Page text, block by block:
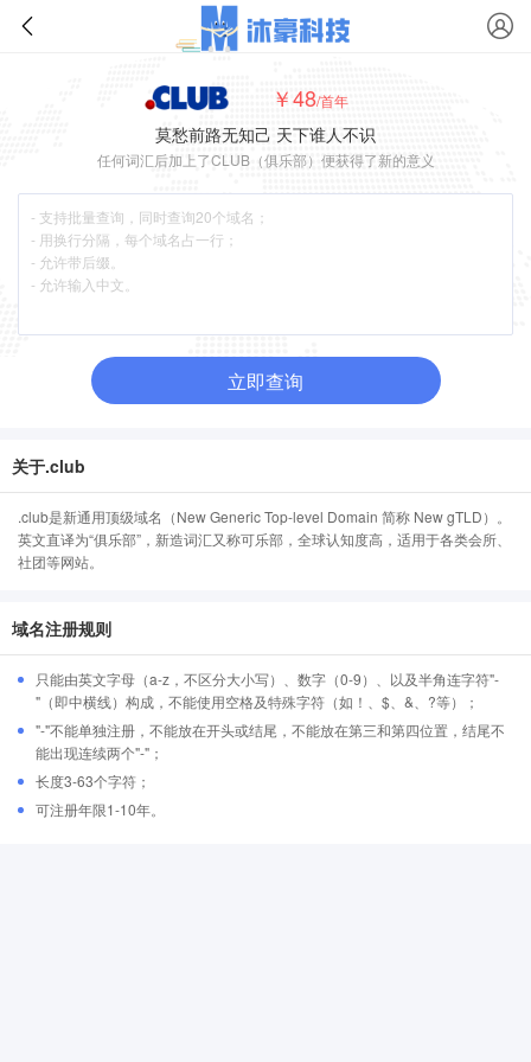
￥48/首年
莫愁前路无知己 天下谁人不识
任何词汇后加上了CLUB（俱乐部）便获得了新的意义
立即查询
关于.club
.club是新通用顶级域名（New Generic Top-level Domain 简称 New gTLD）。
英文直译为“俱乐部”，新造词汇又称可乐部，全球认知度高，适用于各类会所、
社团等网站。
域名注册规则
只能由英文字母（a-z，不区分大小写）、数字（0-9）、以及半角连字符"-
"（即中横线）构成，不能使用空格及特殊字符（如！、$、&、?等）；
"-"不能单独注册，不能放在开头或结尾，不能放在第三和第四位置，结尾不
能出现连续两个"-"；
长度3-63个字符；
可注册年限1-10年。